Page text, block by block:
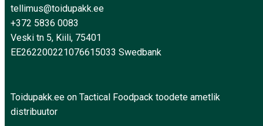
tellimus@toidupakk.ee
+372 5836 0083
Veski tn 5, Kiili, 75401
EE262200221076615033 Swedbank
Toidupakk.ee on Tactical Foodpack toodete ametlik
distribuutor